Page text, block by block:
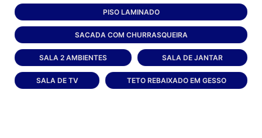
PISO LAMINADO
SACADA COM CHURRASQUEIRA
SALA 2 AMBIENTES SALA DE JANTAR
SALA DE TV TETO REBAIXADO EM GESSO